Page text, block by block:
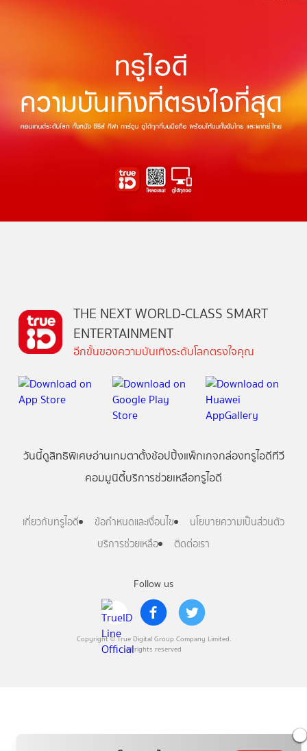
Follow us
Copyright © True Digital Group Company Limited.
All rights reserved
THE NEXT WORLD-CLASS SMART
ENTERTAINMENT
อีกขั้นของความบันเทิงระดับโลกตรงใจคุณ
วันนี้ดูสิทธิพิเศษอ่านเกมตาตั้งช้อปปิ้งแพ็กเกจกล่องทรูไอดีทีวี
คอมมูนิตี้บริการช่วยเหลือทรูไอดี
เกี่ยวกับทรูไอดี ข้อกำหนดและเงื่อนไข
นโยบายความเป็นส่วนตัว
บริการช่วยเหลือ
ติดต่อเรา